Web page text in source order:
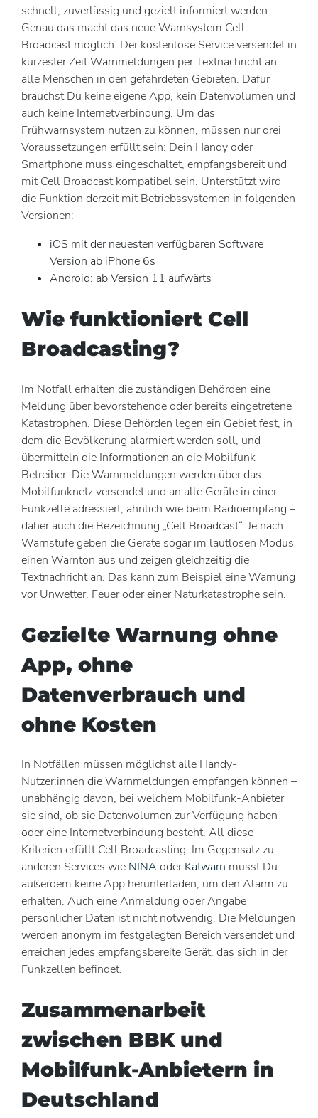
schnell, zuverlässig und gezielt informiert werden.
Genau das macht das neue Warnsystem Cell
Broadcast möglich. Der kostenlose Service versendet in
kürzester Zeit Warnmeldungen per Textnachricht an
alle Menschen in den gefährdeten Gebieten. Dafür
brauchst Du keine eigene App, kein Datenvolumen und
auch keine Internetverbindung. Um das
Frühwarnsystem nutzen zu können, müssen nur drei
Voraussetzungen erfüllt sein: Dein Handy oder
Smartphone muss eingeschaltet, empfangsbereit und
mit Cell Broadcast kompatibel sein. Unterstützt wird
die Funktion derzeit mit Betriebssystemen in folgenden
Versionen:
iOS mit der neuesten verfügbaren Software
Version ab iPhone 6s
Android: ab Version 11 aufwärts
Wie funktioniert Cell
Broadcasting?
Im Notfall erhalten die zuständigen Behörden eine
Meldung über bevorstehende oder bereits eingetretene
Katastrophen. Diese Behörden legen ein Gebiet fest, in
dem die Bevölkerung alarmiert werden soll, und
übermitteln die Informationen an die Mobilfunk-
Betreiber. Die Warnmeldungen werden über das
Mobilfunknetz versendet und an alle Geräte in einer
Funkzelle adressiert, ähnlich wie beim Radioempfang –
daher auch die Bezeichnung „Cell Broadcast“. Je nach
Warnstufe geben die Geräte sogar im lautlosen Modus
einen Warnton aus und zeigen gleichzeitig die
Textnachricht an. Das kann zum Beispiel eine Warnung
vor Unwetter, Feuer oder einer Naturkatastrophe sein.
Gezielte Warnung ohne
App, ohne
Datenverbrauch und
ohne Kosten
In Notfällen müssen möglichst alle Handy-
Nutzer:innen die Warnmeldungen empfangen können –
unabhängig davon, bei welchem Mobilfunk-Anbieter
sie sind, ob sie Datenvolumen zur Verfügung haben
oder eine Internetverbindung besteht. All diese
Kriterien erfüllt Cell Broadcasting. Im Gegensatz zu
anderen Services wie NINA oderKatwarn musst Du
außerdem keine App herunterladen, um den Alarm zu
erhalten. Auch eine Anmeldung oder Angabe
persönlicher Daten ist nicht notwendig. Die Meldungen
werden anonym im festgelegten Bereich versendet und
erreichen jedes empfangsbereite Gerät, das sich in der
Funkzellen befindet.
Zusammenarbeit
zwischen BBK und
Mobilfunk-Anbietern in
Deutschland